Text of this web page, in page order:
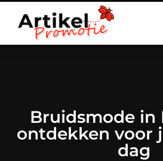
Bruidsmode in
ontdekken voor
dag